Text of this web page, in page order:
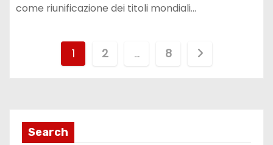
come riunificazione dei titoli mondiali…
i
1 2 … 8
Search